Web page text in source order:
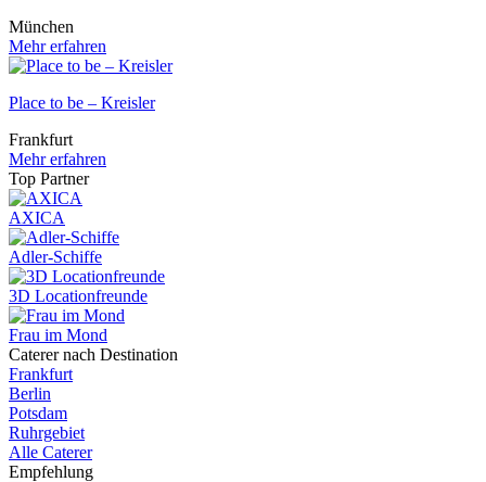
München
Mehr erfahren
Place to be – Kreisler
Frankfurt
Mehr erfahren
Top Partner
AXICA
Adler-Schiffe
3D Locationfreunde
Frau im Mond
Caterer nach Destination
Frankfurt
Berlin
Potsdam
Ruhrgebiet
Alle Caterer
Empfehlung